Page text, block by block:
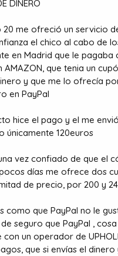
DINERO
me ofreció un servicio
el chico al cabo de
en Madrid que le pagaba
que tenia un
y que me lo ofrecía
en PayPal
hice el pago y el me
únicamente 120euros
vez confiado de que el
días me ofrece dos
de precio, por 200 y
como que PayPal no le
seguro que PayPal ,
un operador de
que si envías el dinero